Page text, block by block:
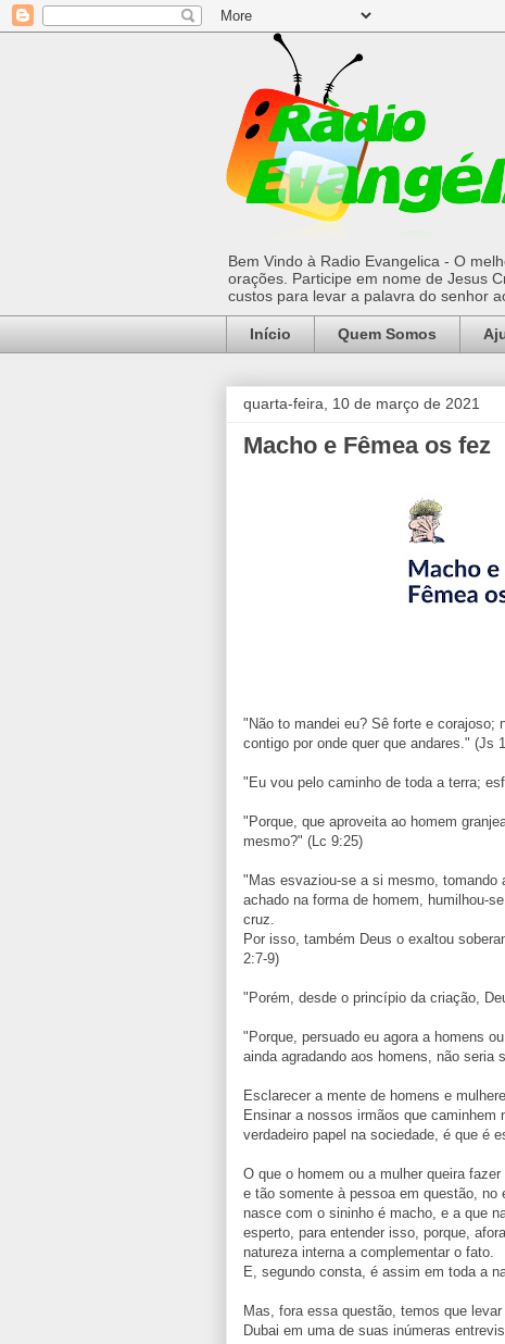
Bem Vindo à Radio Evangelica - O
orações. Participe em nome de Jesus
custos para levar a palavra do senhor
Início Quem Somos
quarta-feira, 10 de março de 2021
Macho e Fêmea os fez
"Não to mandei eu? Sê forte e corajoso;
contigo por onde quer que andares." (Js
"Eu vou pelo caminho de toda a terra;
"Porque, que aproveita ao homem
mesmo?" (Lc 9:25)
"Mas esvaziou-se a si mesmo, tomando
achado na forma de homem, humilhou-
cruz.
Por isso, também Deus o exaltou
2:7-9)
"Porém, desde o princípio da criação,
"Porque, persuado eu agora a homens
ainda agradando aos homens, não seria
Esclarecer a mente de homens e
Ensinar a nossos irmãos que
verdadeiro papel na sociedade, é que é
O que o homem ou a mulher queira
e tão somente à pessoa em questão, no
nasce com o sininho é macho, e a que
esperto, para entender isso, porque,
natureza interna a complementar o fato.
E, segundo consta, é assim em toda a
Mas, fora essa questão, temos que
Dubai em uma de suas inúmeras